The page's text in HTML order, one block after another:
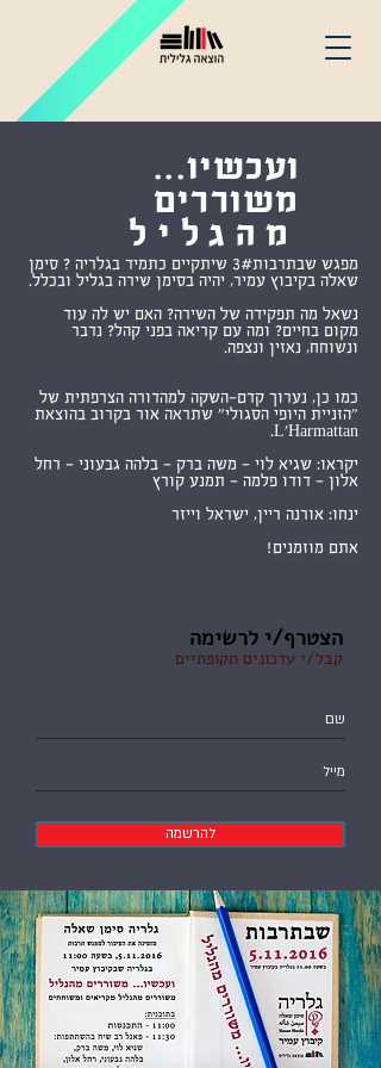
ועכשיו...
משוררים
מהגליל
מפגש שבתרבות3# שיתקיים כתמיד בגלריה ? סימן
שאלה בקיבוץ עמיר, יהיה בסימן שירה בגליל ובכלל.
נשאל מה תפקידה של השירה? האם יש לה עוד
מקום בחיים? ומה עם קריאה בפני קהל? נדבר
ונשוחח, נאזין ונצפה.
כמו כן, נערוך קדם-השקה למהדורה הצרפתית של
"הזניית היופי הסגולי" שתראה אור בקרוב בהוצאת
L'Harmattan.
יקראו: שגיא לוי - משה ברק - בלהה גבעוני - רחל
אלון - דודו פלמה - תמנע קורץ
ינחו: אורנה ריין, ישראל וייזר
אתם מוזמנים!
הצטרף/י לרשימה
קבל/י עדכונים תקופתיים
להרשמה